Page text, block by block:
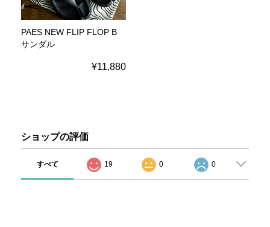
PAES NEW FLIP FLOP B
サンダル
¥11,880
ショップの評価
すべて 19 0 0